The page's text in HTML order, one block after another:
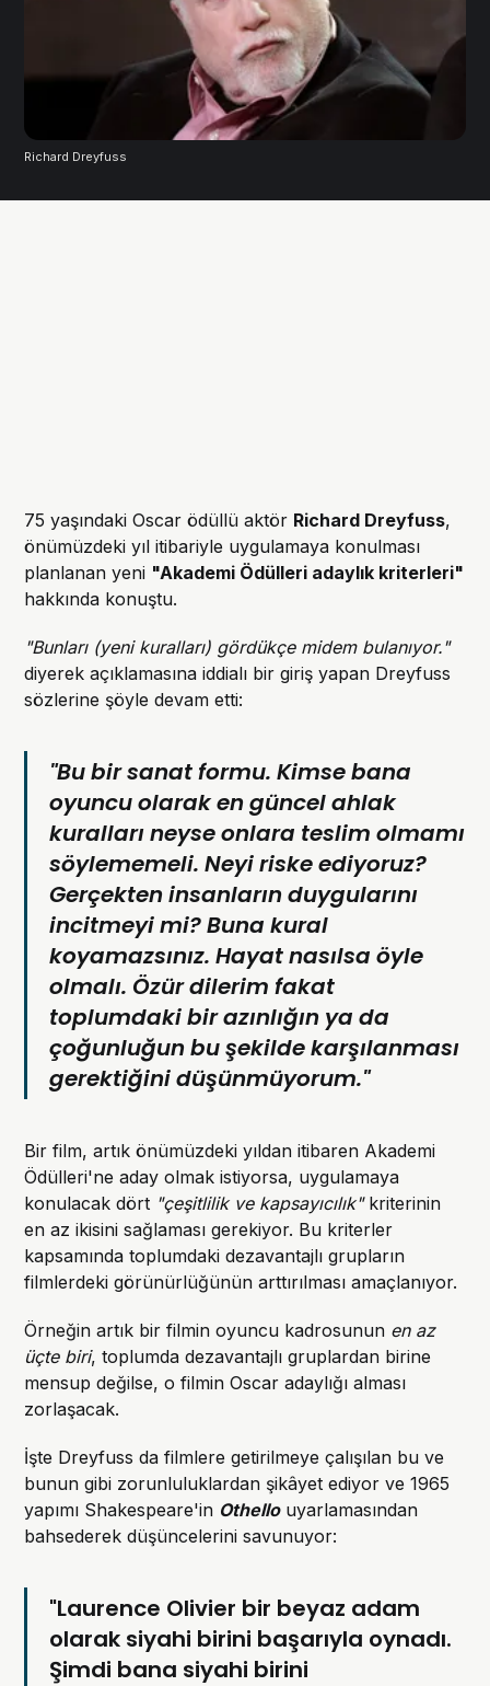
Richard Dreyfuss
75 yaşındaki Oscar ödüllü aktör Richard Dreyfuss,
önümüzdeki yıl itibariyle uygulamaya konulması
planlanan yeni "Akademi Ödülleri adaylık kriterleri"
hakkında konuştu.
"Bunları (yeni kuralları) gördükçe midem bulanıyor."
diyerek açıklamasına iddialı bir giriş yapan Dreyfuss
sözlerine şöyle devam etti:
"Bu bir sanat formu. Kimse bana
oyuncu olarak en güncel ahlak
kuralları neyse onlara teslim olmamı
söylememeli. Neyi riske ediyoruz?
Gerçekten insanların duygularını
incitmeyi mi? Buna kural
koyamazsınız. Hayat nasılsa öyle
olmalı. Özür dilerim fakat
toplumdaki bir azınlığın ya da
çoğunluğun bu şekilde karşılanması
gerektiğini düşünmüyorum."
Bir film, artık önümüzdeki yıldan itibaren Akademi
Ödülleri'ne aday olmak istiyorsa, uygulamaya
konulacak dört "çeşitlilik ve kapsayıcılık"kriterinin
en az ikisini sağlaması gerekiyor. Bu kriterler
kapsamında toplumdaki dezavantajlı grupların
filmlerdeki görünürlüğünün arttırılması amaçlanıyor.
Örneğin artık bir filmin oyuncu kadrosunun en az
üçte biri, toplumda dezavantajlı gruplardan birine
mensup değilse, o filmin Oscar adaylığı alması
zorlaşacak.
İşte Dreyfuss da filmlere getirilmeye çalışılan bu ve
bunun gibi zorunluluklardan şikâyet ediyor ve 1965
yapımı Shakespeare'in Othellouyarlamasından
bahsederek düşüncelerini savunuyor:
"Laurence Olivier bir beyaz adam
olarak siyahi birini başarıyla oynadı.
Şimdi bana siyahi birini